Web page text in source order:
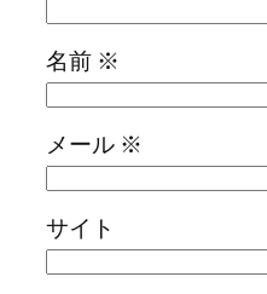
名前 ※
メール ※
サイト